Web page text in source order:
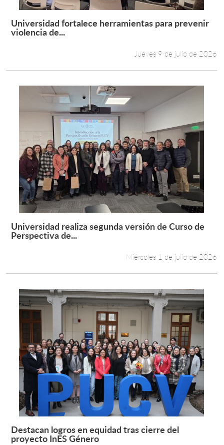
Formación Continua
Funcionarios
English
Leer más +
Universidad fortalece herramientas para prevenir
violencia de...
Jueves 9 de julio de 2026
Leer más +
Universidad realiza segunda versión de Curso de
Perspectiva de...
Miércoles 1 de julio de 2026
Leer más +
Destacan logros en equidad tras cierre del
proyecto InES Género